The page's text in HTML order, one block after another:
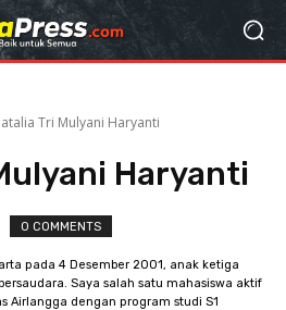
Tri Mulyani Haryanti
Haryanti
0 COMMENTS
pada 4 Desember 2001, anak ketiga
Saya salah satu mahasiswa aktif
Airlangga dengan program studi S1